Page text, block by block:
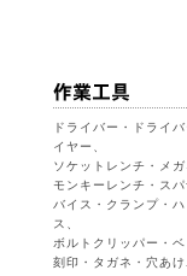
ドライバー・ドライ
イヤー、
ソケットレンチ・メ
モンキーレンチ・ス
バイス・クランプ・
ス、
ボルトクリッパー・
刻印・タガネ・穴あ